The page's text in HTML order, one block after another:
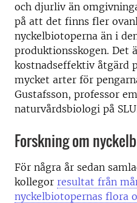
och djurliv än
på att det finns fler
nyckelbiotoperna än i
produktionsskogen. Det
kostnadseffektiv åtgärd
mycket arter för
Gustafsson, professor
naturvårdsbiologi på
Forskning om
För några år sedan
kollegor resultat från
nyckelbiotopernas flora